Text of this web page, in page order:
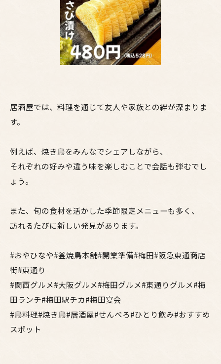
居酒屋では、料理を通じて友人や家族との絆が深まりま
す。
例えば、焼き鳥をみんなでシェアしながら、
それぞれの好みや違う味を楽しむことで会話も弾むでし
ょう。
また、旬の食材を活かした季節限定メニューも多く、
訪れるたびに新しい発見があります。
#おやひなや#釜焼鳥本舗#開業準備#梅田#阪急東通商店
街#東通り
#関西グルメ#大阪グルメ#梅田グルメ#東通りグルメ#梅
田ランチ#梅田駅チカ#梅田宴会
#鳥料理#焼き鳥#居酒屋#せんべろ#ひとり飲み#おすすめ
スポット